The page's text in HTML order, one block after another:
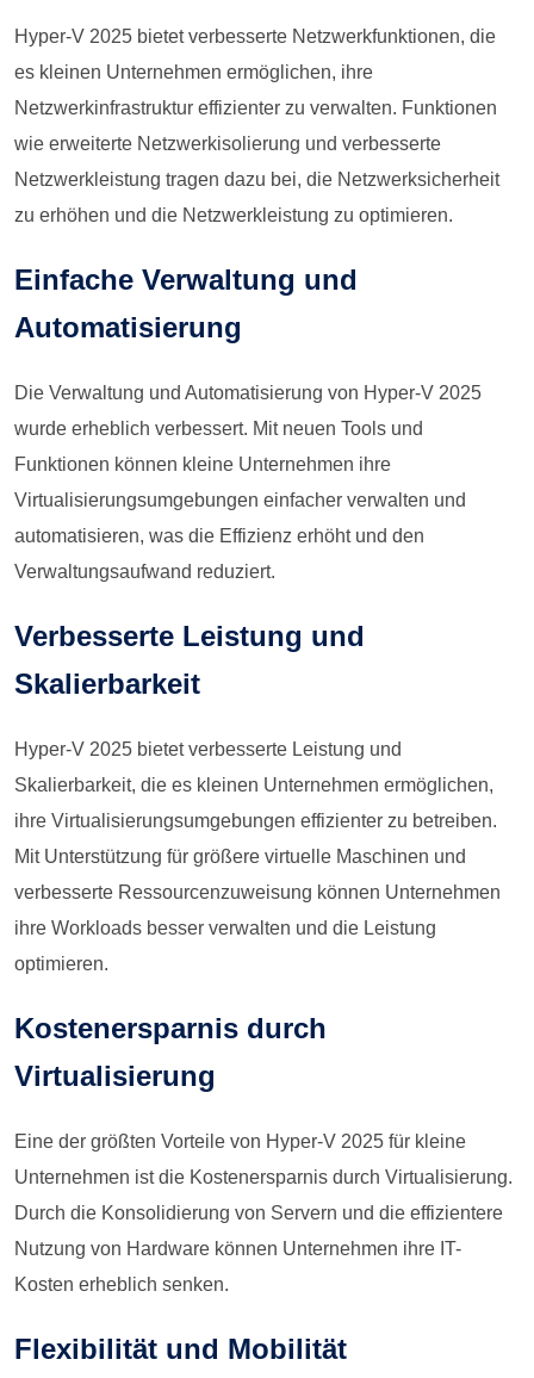
Hyper-V 2025 bietet verbesserte Netzwerkfunktionen, die
es kleinen Unternehmen ermöglichen, ihre
Netzwerkinfrastruktur effizienter zu verwalten. Funktionen
wie erweiterte Netzwerkisolierung und verbesserte
Netzwerkleistung tragen dazu bei, die Netzwerksicherheit
zu erhöhen und die Netzwerkleistung zu optimieren.
Einfache Verwaltung und
Automatisierung
Die Verwaltung und Automatisierung von Hyper-V 2025
wurde erheblich verbessert. Mit neuen Tools und
Funktionen können kleine Unternehmen ihre
Virtualisierungsumgebungen einfacher verwalten und
automatisieren, was die Effizienz erhöht und den
Verwaltungsaufwand reduziert.
Verbesserte Leistung und
Skalierbarkeit
Hyper-V 2025 bietet verbesserte Leistung und
Skalierbarkeit, die es kleinen Unternehmen ermöglichen,
ihre Virtualisierungsumgebungen effizienter zu betreiben.
Mit Unterstützung für größere virtuelle Maschinen und
verbesserte Ressourcenzuweisung können Unternehmen
ihre Workloads besser verwalten und die Leistung
optimieren.
Kostenersparnis durch
Virtualisierung
Eine der größten Vorteile von Hyper-V 2025 für kleine
Unternehmen ist die Kostenersparnis durch Virtualisierung.
Durch die Konsolidierung von Servern und die effizientere
Nutzung von Hardware können Unternehmen ihre IT-
Kosten erheblich senken.
Flexibilität und Mobilität